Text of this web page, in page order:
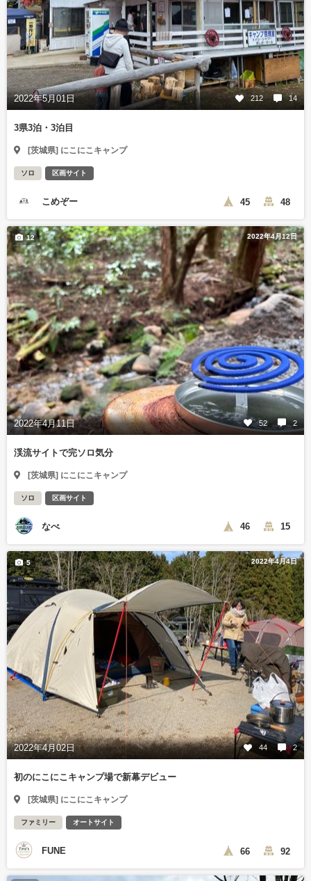
2022年5月01日 212 14
3県3泊・3泊目
[茨城県] にこにこキャンプ
ソロ 区画サイト
こめぞー 45 48
2022年4月12日
2022年4月11日 52 2
12
渓流サイトで完ソロ気分
[茨城県] にこにこキャンプ
ソロ 区画サイト
なべ 46 15
2022年4月4日
2022年4月02日 44 2
5
初のにこにこキャンプ場で新幕デビュー
[茨城県] にこにこキャンプ
ファミリー オートサイト
FUNE 66 92